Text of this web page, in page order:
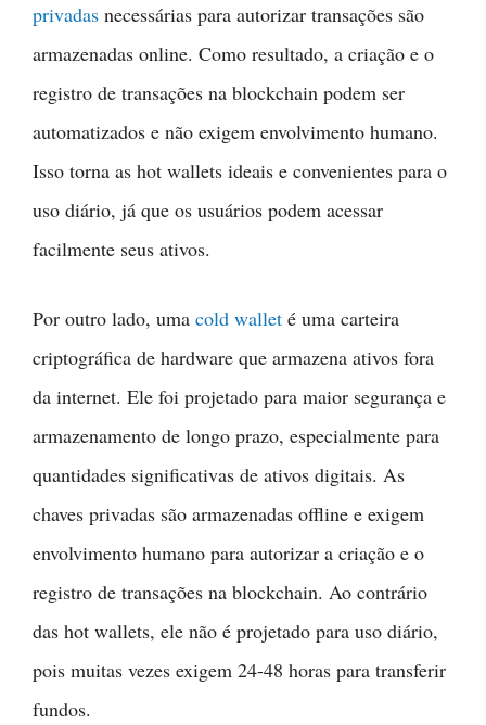
privadas necessárias para autorizar transações são
armazenadas online. Como resultado, a criação e o
registro de transações na blockchain podem ser
automatizados e não exigem envolvimento humano.
Isso torna as hot wallets ideais e convenientes para o
uso diário, já que os usuários podem acessar
facilmente seus ativos.
Por outro lado, uma cold wallet é uma carteira
criptográfica de hardware que armazena ativos fora
da internet. Ele foi projetado para maior segurança e
armazenamento de longo prazo, especialmente para
quantidades significativas de ativos digitais. As
chaves privadas são armazenadas offline e exigem
envolvimento humano para autorizar a criação e o
registro de transações na blockchain. Ao contrário
das hot wallets, ele não é projetado para uso diário,
pois muitas vezes exigem 24-48 horas para transferir
fundos.